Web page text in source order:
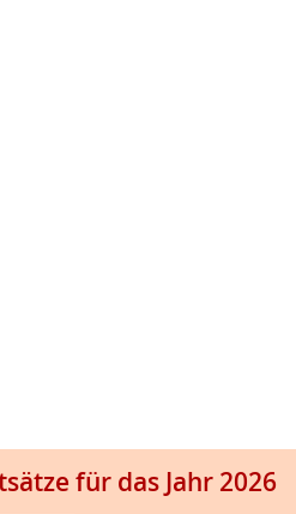
für das Jahr 2026